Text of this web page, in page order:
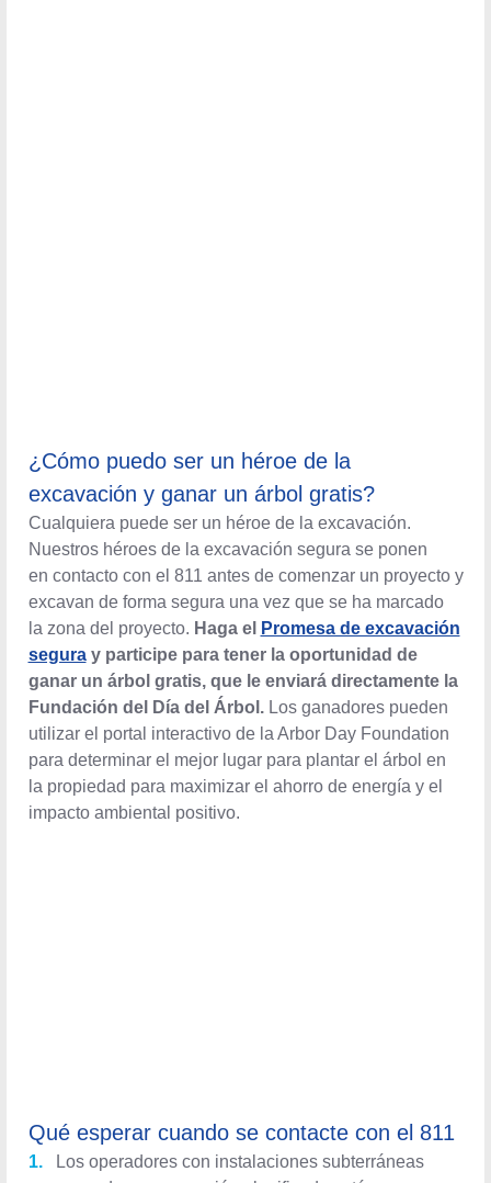
¿Cómo puedo ser un héroe de la
excavación y ganar un árbol gratis?
Cualquiera puede ser un héroe de la excavación.
Nuestros héroes de la excavación segura se ponen
en contacto con el 811 antes de comenzar un proyecto y
excavan de forma segura una vez que se ha marcado
la zona del proyecto. Haga el Promesa de excavación
segura y participe para tener la oportunidad de
ganar un árbol gratis, que le enviará directamente la
Fundación del Día del Árbol.Los ganadores pueden
utilizar el portal interactivo de la Arbor Day Foundation
para determinar el mejor lugar para plantar el árbol en la
propiedad para maximizar el ahorro de energía y el
impacto ambiental positivo.
Qué esperar cuando se contacte
con el 811